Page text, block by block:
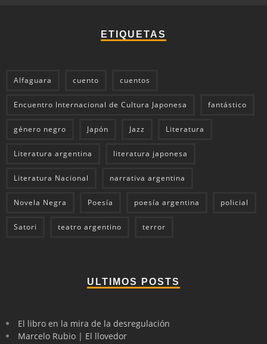
ETIQUETAS
Alfaguara cuento cuentos
Encuentro Internacional de Cultura Japonesa fantástico
género negro Japón Jazz Literatura
Literatura argentina literatura japonesa
Literatura Nacional narrativa argentina
Novela Negra Poesía poesía argentina policial
Satori teatro argentino terror
ULTIMOS POSTS
El libro en la mira de la desregulación
Marcelo Rubio | El llovedor